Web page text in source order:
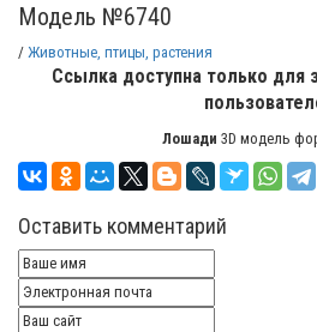
Модель №6740
/ Животные, птицы, растения
Ссылка доступна только для
Лошади 3D модель
Оставить комментарий